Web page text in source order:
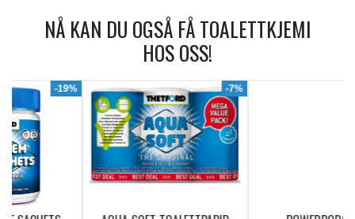
NÅ KAN DU OGSÅ FÅ TOALETTKJEMI
HOS OSS!
-7%